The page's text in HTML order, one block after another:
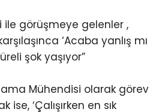
ile görüşmeye gelenler ,
‘Acaba yanlış mı
şok yaşıyor”
Mühendisi olarak görev
‘Çalışırken en sık